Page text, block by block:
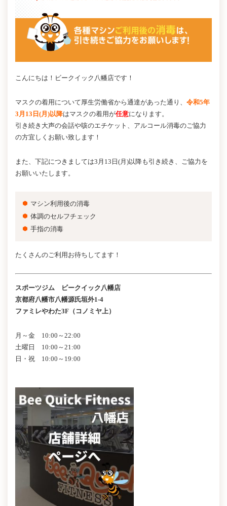
こんにちは！ビークイック八幡店です！
マスクの着用について厚生労働省から通達があった通り、 令和5年
3月13日(月)以降はマスクの着用が任意になります。
引き続き大声の会話や咳のエチケット、アルコール消毒のご協力
の方宜しくお願い致します！
また、下記につきましては3月13日(月)以降も引き続き、ご協力を
お願いいたします。
マシン利用後の消毒
体調のセルフチェック
手指の消毒
たくさんのご利用お待ちしてます！
スポーツジム ビークイック八幡店
京都府八幡市八幡源氏垣外1-4
ファミレやわた3F（コノミヤ上）
月～金 10:00～22:00
土曜日 10:00～21:00
日・祝 10:00～19:00